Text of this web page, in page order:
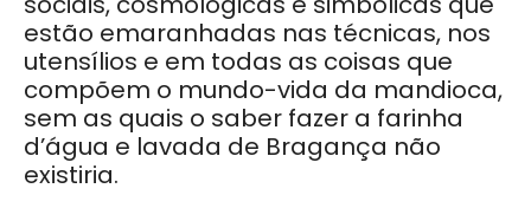
estão emaranhadas nas técnicas, nos
utensílios e em todas as coisas que
compõem o mundo-vida da mandioca,
sem as quais o saber fazer a farinha
d’água e lavada de Bragança não
existiria.